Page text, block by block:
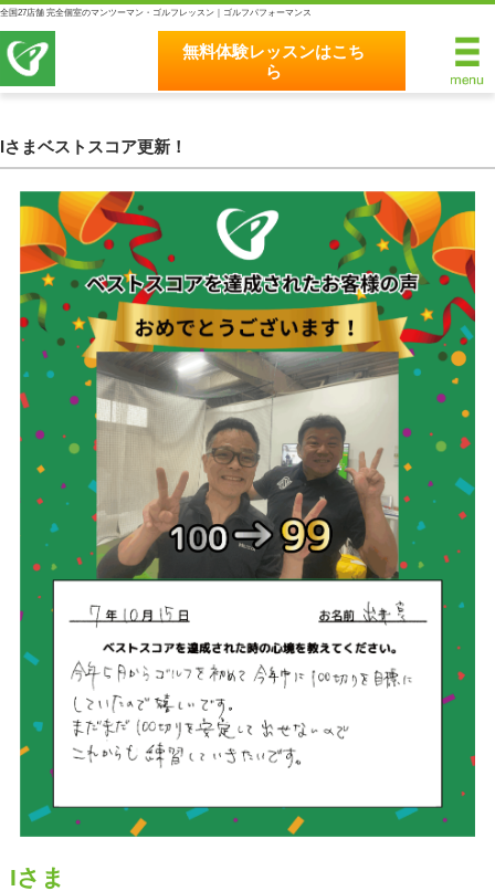
全国27店舗 完全個室のマンツーマン・ゴルフレッスン｜ゴルフパフォーマンス
無料体験レッスンはこち
ら
無料体験レッスンはこちら
完全個室マンツーマンレッスン
統一されたレッスン理論
最新のスイング解析システム
独自のコースティーチング
クラブフィッティングの５つのこだわり
全額返金保証
原田メソッド
レッスン内容
ゴルフが楽しみたい（初心者）
短期間での上達（初心者）
シングルを目指したい（中・上級者）
Iさまベストスコア更新！
Iさま